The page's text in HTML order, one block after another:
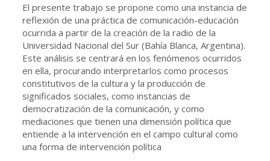
El presente trabajo se propone como una instancia de
reflexión de una práctica de comunicación-educación
ocurrida a partir de la creación de la radio de la
Universidad Nacional del Sur (Bahía Blanca, Argentina).
Este análisis se centrará en los fenómenos ocurridos
en ella, procurando interpretarlos como procesos
constitutivos de la cultura y la producción de
significados sociales, como instancias de
democratización de la comunicación, y como
mediaciones que tienen una dimensión política que
entiende a la intervención en el campo cultural como
una forma de intervención política